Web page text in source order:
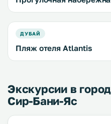
ДУБАЙ
Пляж отеля Atlantis
Экскурсии в
Сир-Бани-Яс